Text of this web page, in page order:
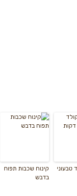
טבעוני
קינוח שכבות תפוח
בדבש